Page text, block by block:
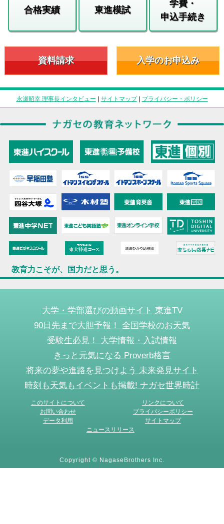
合格実績 東進模試
学費・
申込手続き
資料請求 入学のお申込み
永瀬昭幸 理事長インタビュー | サイトマップ| プライバシー・ポリシー
教育力こそが、国力だと思う。
大学・学部選びの動画サイト 東進TV
90日先まで大胆予報！ 全国学校のお天気
受験生必見！ 大学情報・入試情報
きっと元気になる Proverb格言
将来の夢や進路を見つけよう 未来発見サイト
時刻も天気もイベントも掲載! ナガセ世界時計
このサイトについて
リンクについて
お問い合わせ
プライバシーポリシー
データ利用
サイトマップ
ニュースリリース
Copyright © NagaseBrothers Inc.